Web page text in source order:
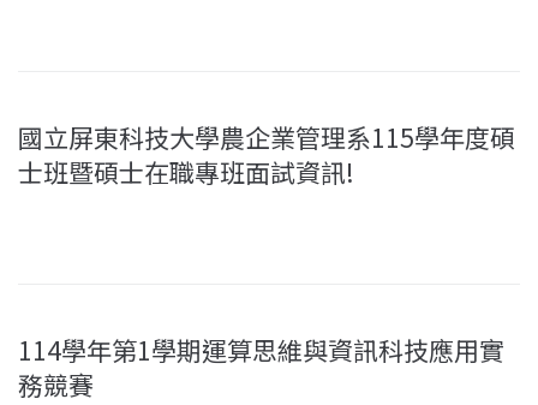
國立屏東科技大學農企業管理系115學年度碩
士班暨碩士在職專班面試資訊!
114學年第1學期運算思維與資訊科技應用實
務競賽